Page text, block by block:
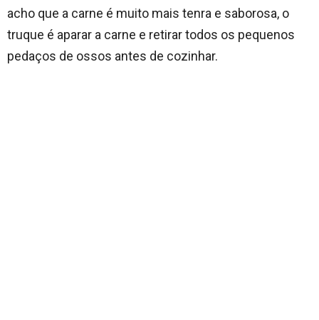
acho que a carne é muito mais tenra e saborosa, o
truque é aparar a carne e retirar todos os pequenos
pedaços de ossos antes de cozinhar.